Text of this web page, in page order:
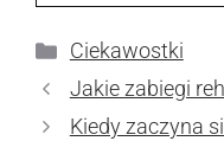
Kategorie
Ciekawostki
Jakie zabiegi
Kiedy zaczyna